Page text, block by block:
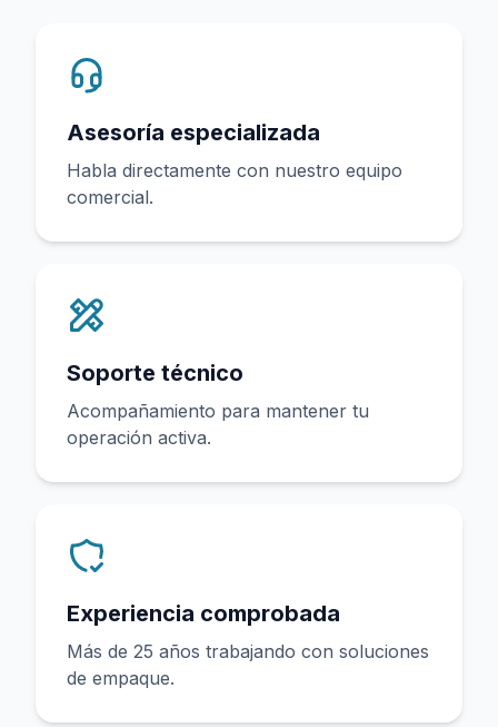
Asesoría especializada
Habla directamente con nuestro equipo
comercial.
Soporte técnico
Acompañamiento para mantener tu
operación activa.
Experiencia comprobada
Más de 25 años trabajando con soluciones
de empaque.